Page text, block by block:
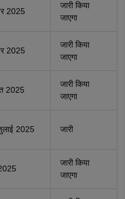
2025
जारी किया
जाएगा
2025
जारी किया
जाएगा
2025
जारी किया
जाएगा
2025 जारी
जारी किया
जाएगा